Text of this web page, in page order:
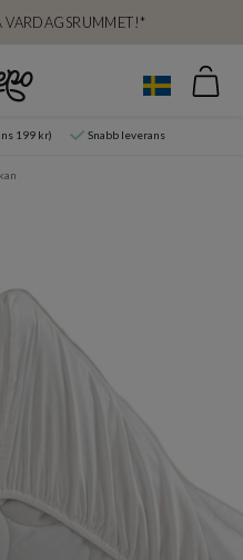
VARDAGSRUMMET!*
199 kr) Snabb leverans